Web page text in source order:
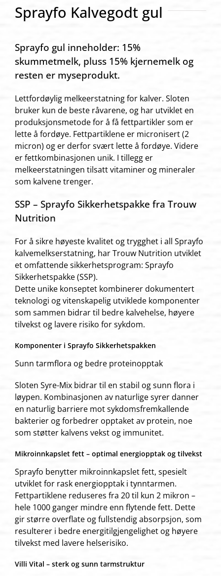
Sprayfo Kalvegodt gul
Sprayfo gul inneholder: 15%
skummetmelk, pluss 15% kjernemelk og
resten er myseprodukt.
Lettfordøylig melkeerstatning for kalver. Sloten
bruker kun de beste råvarene, og har utviklet en
produksjonsmetode for å få fettpartikler som er
lette å fordøye. Fettpartiklene er micronisert (2
micron) og er derfor svært lette å fordøye. Videre
er fettkombinasjonen unik. I tillegg er
melkeerstatningen tilsatt vitaminer og mineraler
som kalvene trenger.
SSP – Sprayfo Sikkerhetspakke fra Trouw
Nutrition
For å sikre høyeste kvalitet og trygghet i all Sprayfo
kalvemelkserstatning, har Trouw Nutrition utviklet
et omfattende sikkerhetsprogram: Sprayfo
Sikkerhetspakke (SSP).
Dette unike konseptet kombinerer dokumentert
teknologi og vitenskapelig utviklede komponenter
som sammen bidrar til bedre kalvehelse, høyere
tilvekst og lavere risiko for sykdom.
Komponenter i Sprayfo Sikkerhetspakken
Sunn tarmflora og bedre proteinopptak
Sloten Syre-Mix bidrar til en stabil og sunn flora i
løypen. Kombinasjonen av naturlige syrer danner
en naturlig barriere mot sykdomsfremkallende
bakterier og forbedrer opptaket av protein, noe
som støtter kalvens vekst og immunitet.
Mikroinnkapslet fett – optimal energiopptak og tilvekst
Sprayfo benytter mikroinnkapslet fett, spesielt
utviklet for rask energiopptak i tynntarmen.
Fettpartiklene reduseres fra 20 til kun 2 mikron –
hele 1000 ganger mindre enn flytende fett. Dette
gir større overflate og fullstendig absorpsjon, som
resulterer i bedre energitilgjengelighet og høyere
tilvekst med lavere helserisiko.
Villi Vital – sterk og sunn tarmstruktur